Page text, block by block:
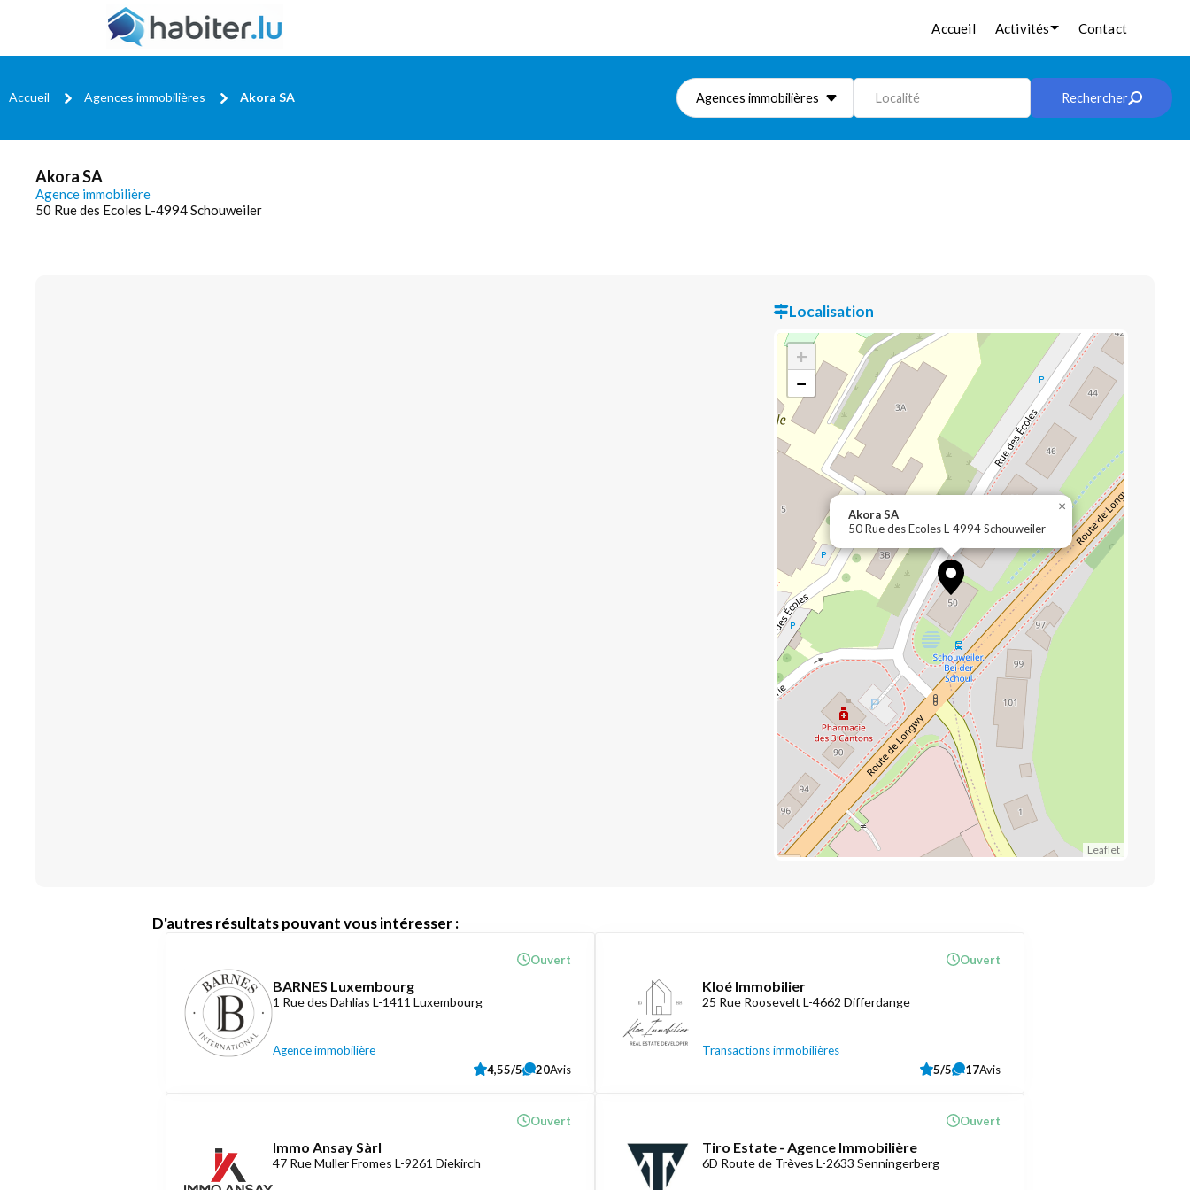
Accueil Activités Contact
Accueil Agences immobilières Akora SA Agences immobilières Localité Rechercher
Akora SA
Agence immobilière
50 Rue des Ecoles L-4994 Schouweiler
Localisation
Akora SA
50 Rue des Ecoles L-4994 Schouweiler
×
+
−
Leaflet
D'autres résultats pouvant vous intéresser :
BARNES Luxembourg
1 Rue des Dahlias L-1411 Luxembourg
Agence immobilière
Ouvert
4,55/5 20Avis
Kloé Immobilier
25 Rue Roosevelt L-4662 Differdange
Transactions immobilières
Ouvert
5/5 17Avis
Immo Ansay Sàrl
47 Rue Muller Fromes L-9261 Diekirch
Ouvert
Tiro Estate - Agence Immobilière
6D Route de Trèves L-2633 Senningerberg
Ouvert